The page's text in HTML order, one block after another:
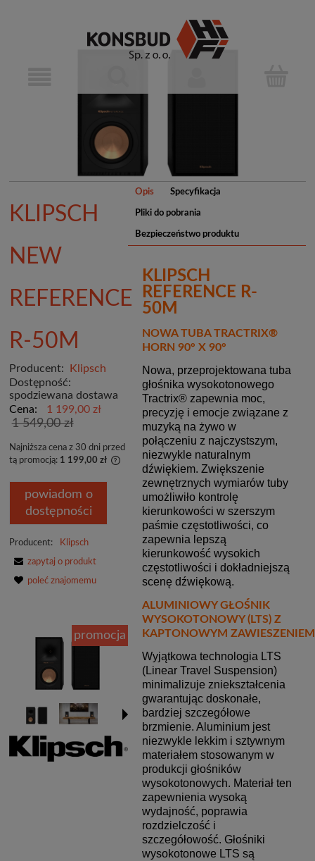
Opis Specyfikacja
Pliki do pobrania
Bezpieczeństwo produktu
KLIPSCH
REFERENCE R-
50M
NOWA TUBA TRACTRIX®
HORN 90° X 90°
Nowa, przeprojektowana tuba
głośnika wysokotonowego
Tractrix® zapewnia moc,
precyzję i emocje związane z
muzyką na żywo w
połączeniu z najczystszym,
niezwykle naturalnym
dźwiękiem. Zwiększenie
zewnętrznych wymiarów tuby
umożliwiło kontrolę
kierunkowości w szerszym
paśmie częstotliwości, co
zapewnia lepszą
kierunkowość wysokich
częstotliwości i dokładniejszą
scenę dźwiękową.
ALUMINIOWY GŁOŚNIK
WYSOKOTONOWY (LTS) Z
KAPTONOWYM ZAWIESZENIEM
Wyjątkowa technologia LTS
(Linear Travel Suspension)
minimalizuje zniekształcenia
gwarantując doskonałe,
bardziej szczegółowe
brzmienie. Aluminium jest
niezwykle lekkim i sztywnym
materiałem stosowanym w
produkcji głośników
wysokotonowych. Materiał ten
zapewnienia wysoką
wydajność, poprawia
rozdzielczość i
szczegółowość. Głośniki
wysokotonowe LTS są
KLIPSCH
NEW
REFERENCE
R-50M
Producent:
Klipsch
Dostępność:
spodziewana dostawa
Cena:
1 199,00 zł
1 549,00 zł
Najniższa cena z 30 dni przed
tą promocją: 1 199,00 zł
Jeżeli produkt jest sprzedawany krócej niż 30
dni, wyświetlana jest najniższa cena od
momentu, kiedy produkt pojawił się w
sprzedaży.
powiadom o
dostępności
Producent: Klipsch
zapytaj o produkt
poleć znajomemu
promocja